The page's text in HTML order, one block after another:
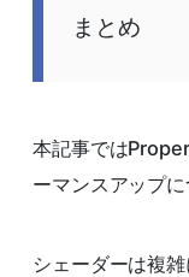
まとめ
本記事では
ーマンスアップに
シェーダーは複